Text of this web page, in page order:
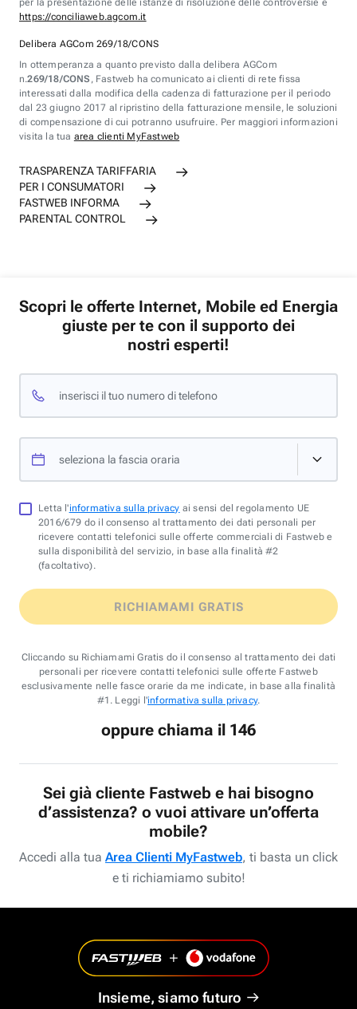
per la presentazione delle istanze di risoluzione delle controversie è
https://conciliaweb.agcom.it
Delibera AGCom 269/18/CONS
In ottemperanza a quanto previsto dalla delibera AGCom
n.269/18/CONS , Fastweb ha comunicato ai clienti di rete fissa
interessati dalla modifica della cadenza di fatturazione per il periodo
dal 23 giugno 2017 al ripristino della fatturazione mensile, le soluzioni
di compensazione di cui potranno usufruire. Per maggiori informazioni
visita la tua area clienti MyFastweb
TRASPARENZA TARIFFARIA
PER I CONSUMATORI
FASTWEB INFORMA
PARENTAL CONTROL
Scopri le offerte Internet, Mobile ed Energia
giuste per te con il supporto dei
nostri esperti!
inserisci il tuo numero di telefono
seleziona la fascia oraria
Letta l'informativa sulla privacy ai sensi del regolamento UE
2016/679 do il consenso al trattamento dei dati personali per
ricevere contatti telefonici sulle offerte commerciali di Fastweb e
sulla disponibilità del servizio, in base alla finalità #2
(facoltativo).
RICHIAMAMI GRATIS
Cliccando su Richiamami Gratis do il consenso al trattamento dei dati
personali per ricevere contatti telefonici sulle offerte Fastweb
esclusivamente nelle fasce orarie da me indicate, in base alla finalità
#1. Leggi l'informativa sulla privacy.
oppure chiama il 146
Sei già cliente Fastweb e hai bisogno
d’assistenza? o vuoi attivare un’offerta
mobile?
Accedi alla tua Area Clienti MyFastweb, ti basta un click
e ti richiamiamo subito!
Insieme, siamo futuro